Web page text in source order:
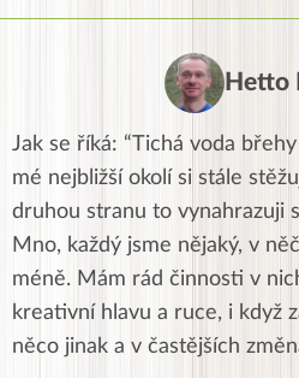
Hetto
Jak se říká: “Tichá voda
mé nejbližší okolí si stále
druhou stranu to vynahrazuji
Mno, každý jsme nějaký, v
méně. Mám rád činnosti v
kreativní hlavu a ruce, i když
něco jinak a v častějších